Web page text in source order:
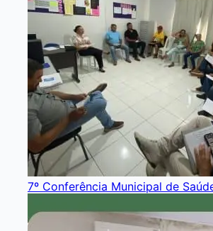
7º Conferência Municipal de